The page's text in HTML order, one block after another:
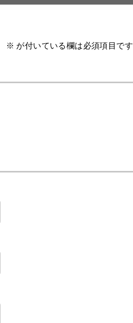
※ が付いている欄は必須項目です